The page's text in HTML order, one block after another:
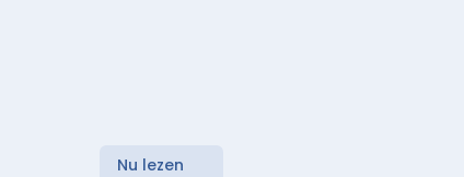
Nu lezen